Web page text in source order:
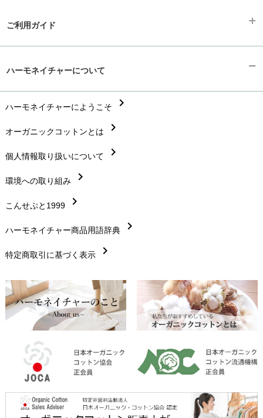
ご利用ガイド
配送と送料chevron_right
在庫状況と発送予定chevron_right
サイズ・寸法chevron_right
生地・素材chevron_right
お手入れについて chevron_right
レビューを書こうchevron_right
返品交換chevron_right
FAXでのご注文 chevron_right
お問い合わせchevron_right
ハーモネイチャーについて
ハーモネイチャーにようこそ chevron_right
オーガニックコットンとは chevron_right
個人情報取り扱いについて chevron_right
環境への取り組み chevron_right
こんせぷと1999 chevron_right
ハーモネイチャー商品用語辞典 chevron_right
特定商取引に基づく表示 chevron_right